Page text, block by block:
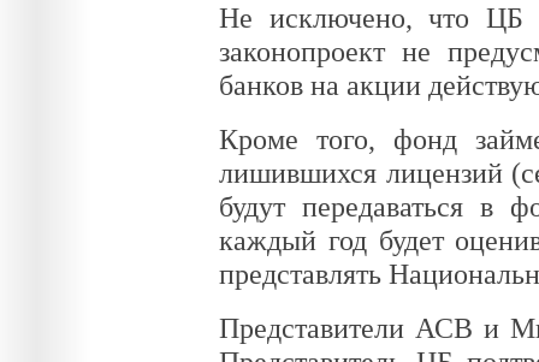
Не исключено, что ЦБ
законопроект не
банков на акции
Кроме того, фонд
лишившихся лицензий
будут передаваться в
каждый год будет
представлять
Представители АСВ и